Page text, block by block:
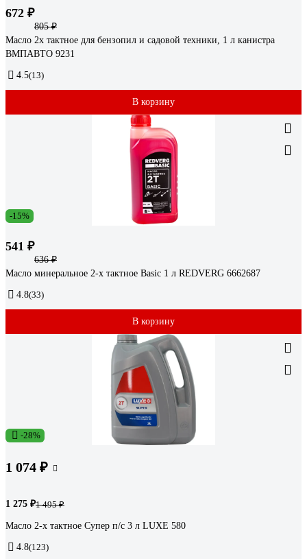
672 ₽
805 ₽
Масло 2х тактное для бензопил и садовой техники, 1 л канистра
ВМПАВТО 9231
4.5(13)
В корзину
-15%
541 ₽
636 ₽
Масло минеральное 2-х тактное Basic 1 л REDVERG 6662687
4.8(33)
В корзину
-28%
1 074 ₽
1 275 ₽1 495 ₽
Масло 2-х тактное Супер п/с 3 л LUXE 580
4.8(123)